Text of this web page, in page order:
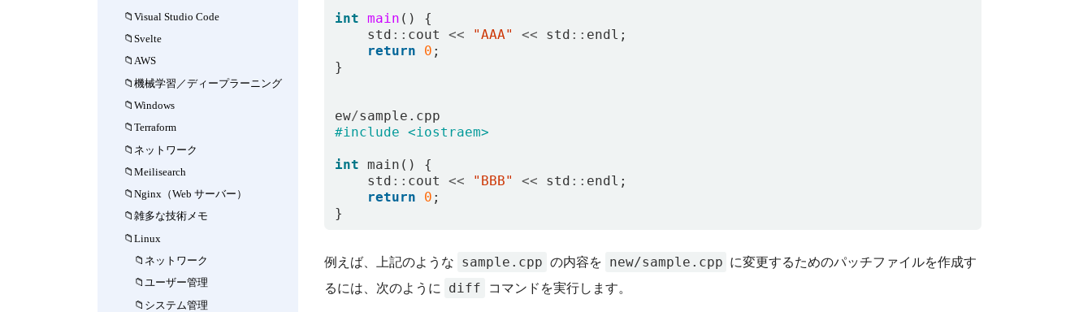
Visual Studio Code
Svelte
AWS
機械学習／ディープラーニング
Windows
Terraform
ネットワーク
Meilisearch
Nginx（Web サーバー）
雑多な技術メモ
Linux
ネットワーク
ユーザー管理
システム管理
int main ()
{
std :: cout << "AAA" << std :: endl ;
return
0 ;
}
ew/sample . cpp
#include <iostraem>
int main ()
{
std :: cout << "BBB" << std :: endl ;
return
0 ;
}
例えば、上記のような sample.cpp の内容を new/sample.cpp に変更するためのパッチファイルを作成す
るには、次のように
diff コマンドを実行します。